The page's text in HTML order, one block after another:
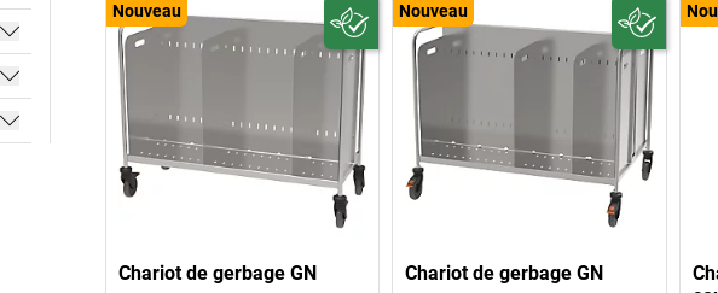
Nouveau
Chariot de gerbage GN
Nouveau
Chariot de gerbage GN